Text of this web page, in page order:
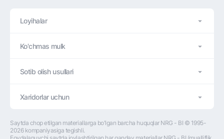
Loyihalar
Ko'chmas mulk
Sotib olish usullari
Xaridorlar uchun
Saytda chop etilgan materiallarga bo'lgan barcha huquqlar NRG - BI © 1995-
2026 kompaniyasiga tegishli.